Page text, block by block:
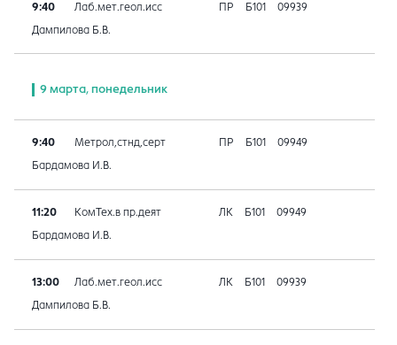
9:40 Лаб.мет.геол.исс ПР Б101 09939
Дампилова Б.В.
9 марта, понедельник
9:40 Метрол,стнд,серт ПР Б101 09949
Бардамова И.В.
11:20 КомТех.в пр.деят ЛК Б101 09949
Бардамова И.В.
13:00 Лаб.мет.геол.исс ЛК Б101 09939
Дампилова Б.В.